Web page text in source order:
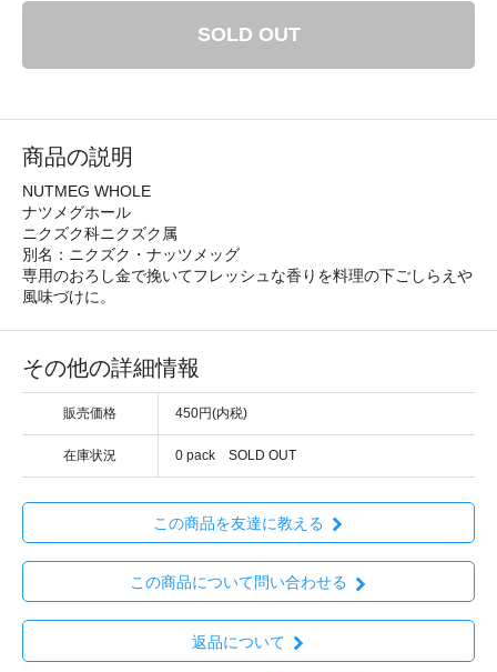
SOLD OUT
商品の説明
NUTMEG WHOLE
ナツメグホール
ニクズク科ニクズク属
別名：ニクズク・ナッツメッグ
専用のおろし金で挽いてフレッシュな香りを料理の下ごしらえや
風味づけに。
その他の詳細情報
販売価格 450円(内税)
在庫状況 0 pack SOLD OUT
この商品を友達に教える
この商品について問い合わせる
返品について